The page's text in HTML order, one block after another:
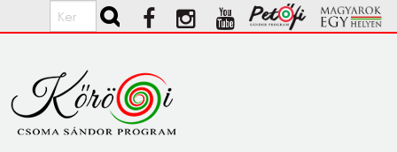
Ugrás a tartalomra
Keresés